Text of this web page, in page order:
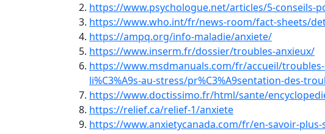
https://www.psychologue.net/articles/5-conseils-
https://www.who.int/fr/news-room/fact-sheets/
https://ampq.org/info-maladie/anxiete/
https://www.inserm.fr/dossier/troubles-anxieux/
https://www.msdmanuals.com/fr/accueil/troubles-
li%C3%A9s-au-stress/pr%C3%A9sentation-des-
https://www.doctissimo.fr/html/sante/
https://relief.ca/relief-1/anxiete
https://www.anxietycanada.com/fr/en-savoir-